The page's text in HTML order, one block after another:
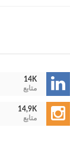
14K
متابع
14,9K
متابع